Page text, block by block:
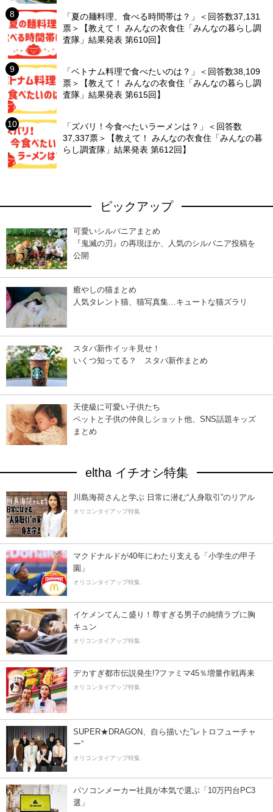
「夏の麺料理、食べる時間帯は？」＜回答数37,131
票＞【教えて！ みんなの衣食住「みんなの暮らし調
査隊」結果発表 第610回】
「ベトナム料理で食べたいのは？」＜回答数38,109
票＞【教えて！ みんなの衣食住「みんなの暮らし調
査隊」結果発表 第615回】
「ズバリ！今食べたいラーメンは？」＜回答数
37,337票＞【教えて！ みんなの衣食住「みんなの暮
らし調査隊」結果発表 第612回】
ピックアップ
可愛いシルバニアまとめ
『鬼滅の刃』の再現ほか、人気のシルバニア投稿を
公開
癒やしの猫まとめ
人気タレント猫、猫写真集…キュートな猫ズラリ
スタバ新作イッキ見せ！
いくつ知ってる？ スタバ新作まとめ
天使級に可愛い子供たち
ペットと子供の仲良しショット他、SNS話題キッズ
まとめ
eltha イチオシ特集
川島海荷さんと学ぶ 日常に潜む“人身取引”のリアル
オリコンタイアップ特集
マクドナルドが40年にわたり支える「小学生の甲子
園」
オリコンタイアップ特集
イケメンてんこ盛り！尊すぎる男子の純情ラブに胸
キュン
オリコンタイアップ特集
デカすぎ都市伝説発生!?ファミマ45％増量作戦再来
オリコンタイアップ特集
SUPER★DRAGON、自ら描いた”レトロフューチャ
ー”
オリコンタイアップ特集
パソコンメーカー社員が本気で選ぶ「10万円台PC3
選」